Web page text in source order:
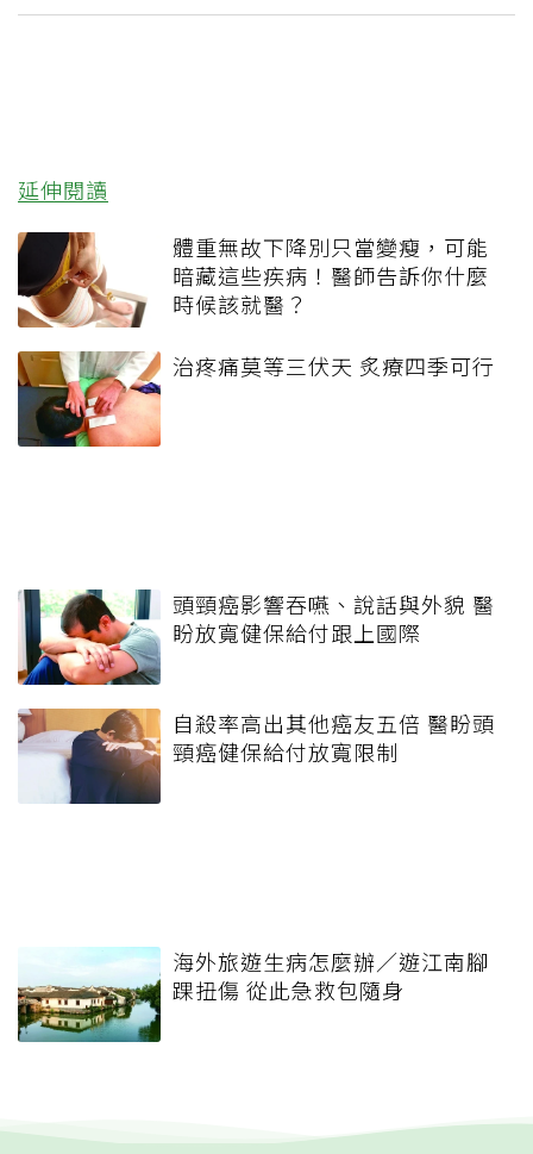
延伸閱讀
體重無故下降別只當變瘦，可能
暗藏這些疾病！醫師告訴你什麼
時候該就醫？
治疼痛莫等三伏天 炙療四季可行
頭頸癌影響吞嚥、說話與外貌 醫
盼放寬健保給付跟上國際
自殺率高出其他癌友五倍 醫盼頭
頸癌健保給付放寬限制
海外旅遊生病怎麼辦／遊江南腳
踝扭傷 從此急救包隨身